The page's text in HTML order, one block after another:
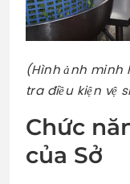
(Hình ảnh minh
tra điều kiện vệ
Chức
của Sở